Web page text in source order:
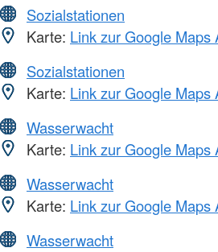
Sozialstationen
Karte: Link zur Google Maps
Sozialstationen
Karte: Link zur Google Maps
Wasserwacht
Karte: Link zur Google Maps
Wasserwacht
Karte: Link zur Google Maps
Wasserwacht